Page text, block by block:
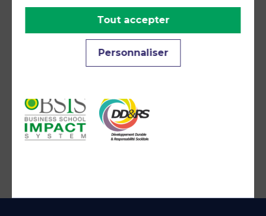
Engagements
Personnaliser
Tout accepter